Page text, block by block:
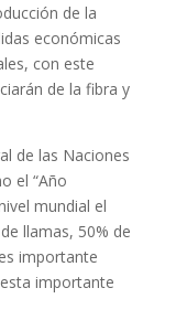
de la
económicas
con este
de la fibra y
de las Naciones
el “Año
mundial el
llamas, 50% de
importante
importante